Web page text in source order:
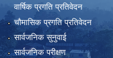
वार्षिक प्रगति प्रतिवेदन
चौमासिक प्रगति प्रतिवेदन
सार्वजनिक सुनुवाई
सार्वजनिक परीक्षण